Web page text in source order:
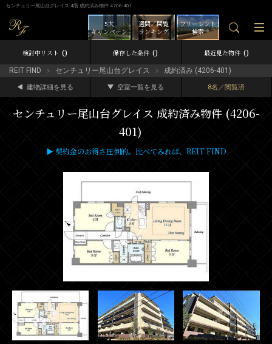
センチュリー尾山台グレイス 4階 成約済み物件 4206-401
フリーレント
検索
週間／閲覧
ランキング
5大
キャンペーン
検討中リスト 0 保存した条件 0 最近見た物件 0
REIT FIND センチュリー尾山台グレイス 成約済み (4206-401)
建物詳細を見る 空室一覧を見る 8名／閲覧済
センチュリー尾山台グレイス 成約済み物件 (4206-
401)
▶ 契約金のお得さ圧倒的。比べてみれば、REIT FIND